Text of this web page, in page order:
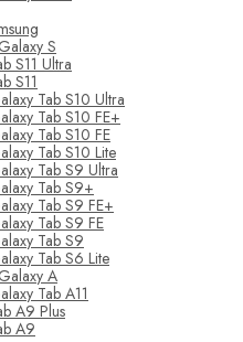
S
S11 Ultra
S11
Tab S10 Ultra
Tab S10 FE+
Tab S10 FE
Tab S10 Lite
Tab S9 Ultra
Tab S9+
Tab S9 FE+
Tab S9 FE
Tab S9
Tab S6 Lite
A
Tab A11
A9 Plus
A9